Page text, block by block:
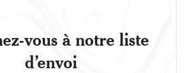
vous à notre liste
d’envoi